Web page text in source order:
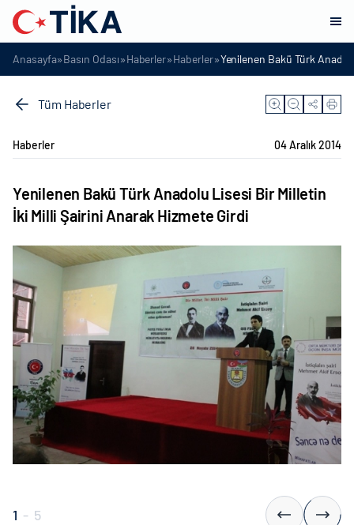
Anasayfa»Basın Odası»Haberler»Haberler»Yenilenen Bakü Türk
Tüm Haberler
Haberler 04 Aralık 2014
Yenilenen Bakü Türk Anadolu Lisesi Bir Milletin
İki Milli Şairini Anarak Hizmete Girdi
1 - 5